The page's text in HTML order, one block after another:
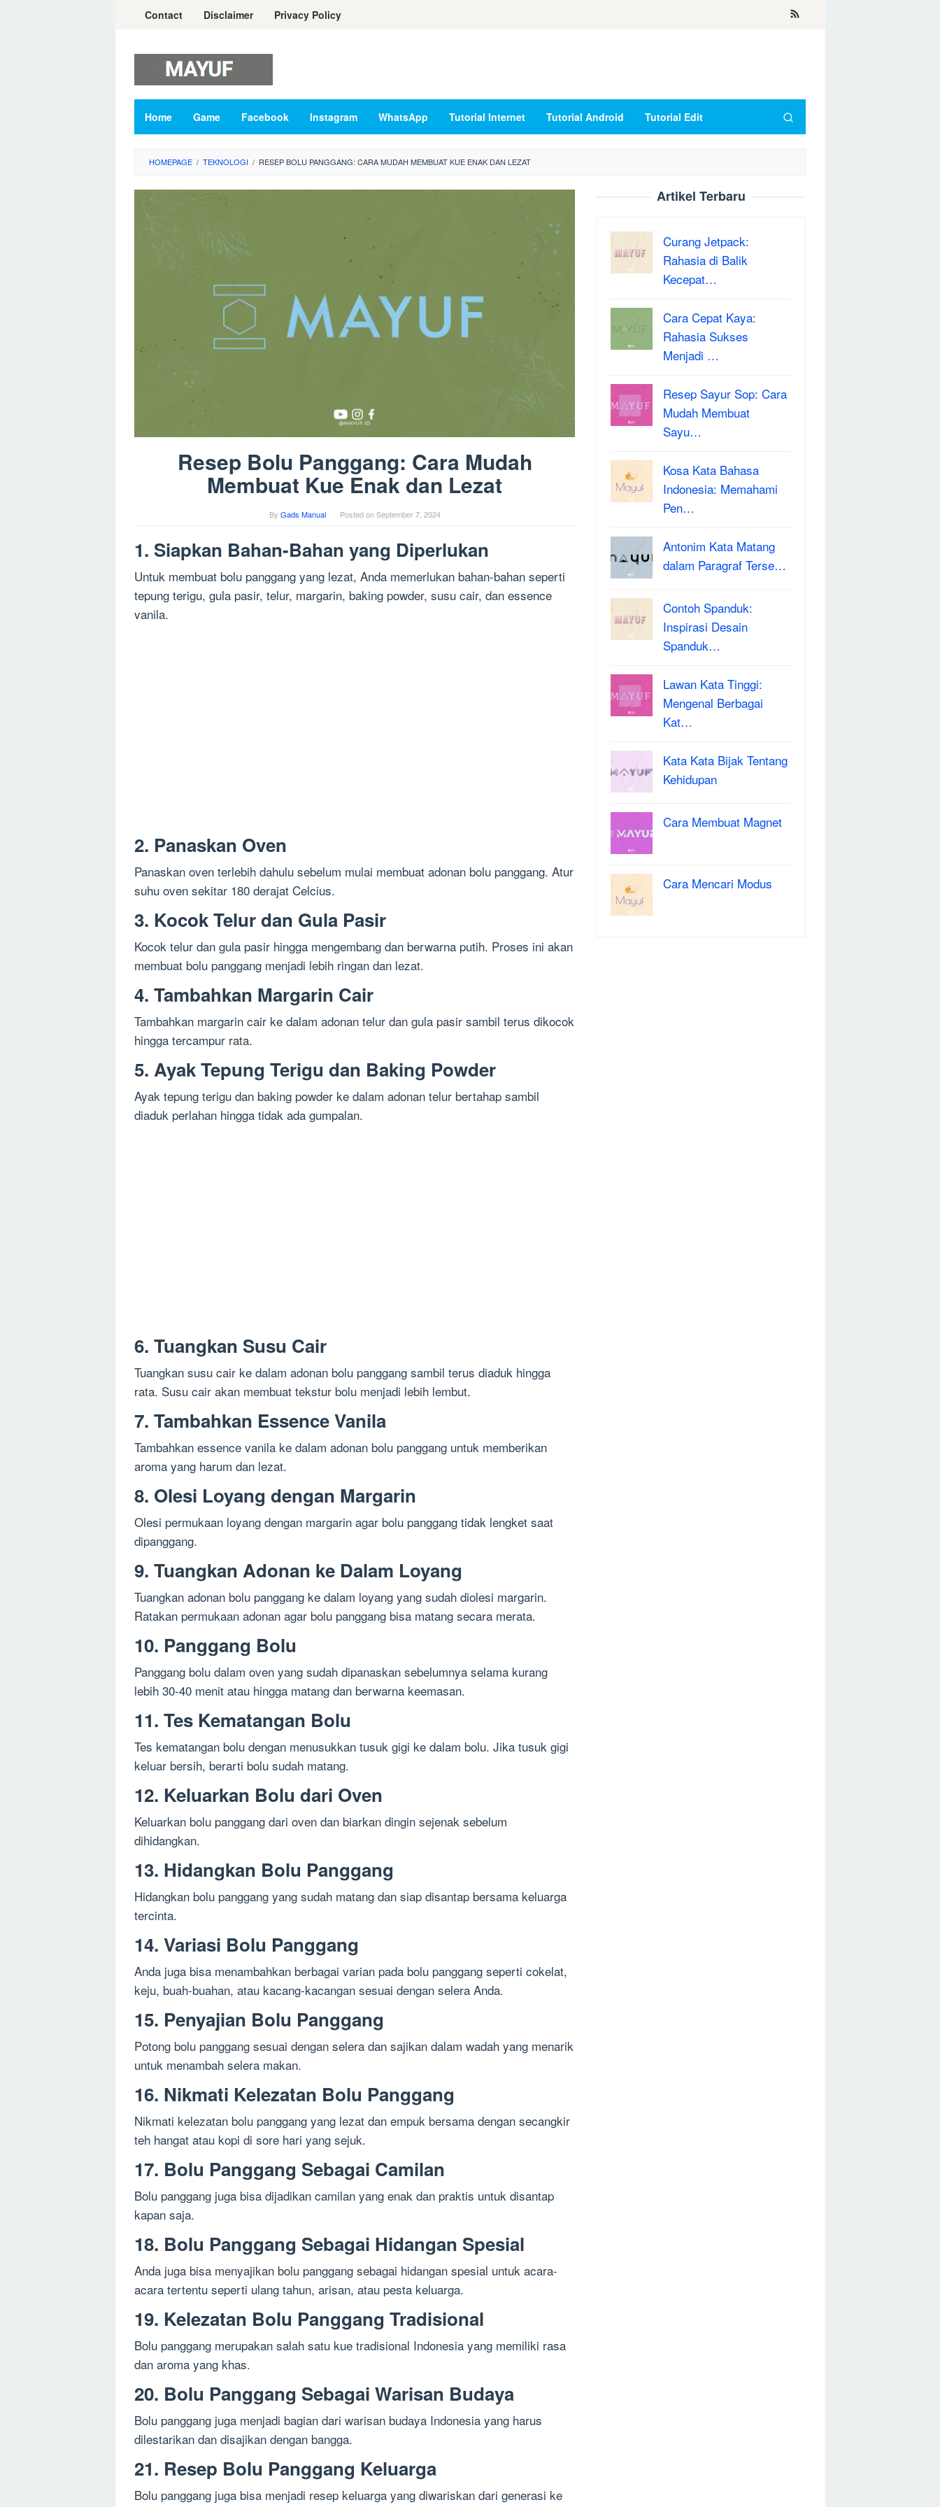
Contact Disclaimer Privacy Policy
Home Game Facebook Instagram WhatsApp Tutorial Internet Tutorial Android Tutorial Edit
HOMEPAGE / TEKNOLOGI / RESEP BOLU PANGGANG: CARA MUDAH MEMBUAT KUE ENAK DAN LEZAT
Resep Bolu Panggang: Cara Mudah
Membuat Kue Enak dan Lezat
By Gads Manual Posted onSeptember 7, 2024
1. Siapkan Bahan-Bahan yang Diperlukan
Untuk membuat bolu panggang yang lezat, Anda memerlukan bahan-bahan seperti
tepung terigu, gula pasir, telur, margarin, baking powder, susu cair, dan essence
vanila.
2. Panaskan Oven
Panaskan oven terlebih dahulu sebelum mulai membuat adonan bolu panggang. Atur
suhu oven sekitar 180 derajat Celcius.
3. Kocok Telur dan Gula Pasir
Kocok telur dan gula pasir hingga mengembang dan berwarna putih. Proses ini akan
membuat bolu panggang menjadi lebih ringan dan lezat.
4. Tambahkan Margarin Cair
Tambahkan margarin cair ke dalam adonan telur dan gula pasir sambil terus dikocok
hingga tercampur rata.
5. Ayak Tepung Terigu dan Baking Powder
Ayak tepung terigu dan baking powder ke dalam adonan telur bertahap sambil
diaduk perlahan hingga tidak ada gumpalan.
6. Tuangkan Susu Cair
Tuangkan susu cair ke dalam adonan bolu panggang sambil terus diaduk hingga
rata. Susu cair akan membuat tekstur bolu menjadi lebih lembut.
7. Tambahkan Essence Vanila
Tambahkan essence vanila ke dalam adonan bolu panggang untuk memberikan
aroma yang harum dan lezat.
8. Olesi Loyang dengan Margarin
Olesi permukaan loyang dengan margarin agar bolu panggang tidak lengket saat
dipanggang.
9. Tuangkan Adonan ke Dalam Loyang
Tuangkan adonan bolu panggang ke dalam loyang yang sudah diolesi margarin.
Ratakan permukaan adonan agar bolu panggang bisa matang secara merata.
10. Panggang Bolu
Panggang bolu dalam oven yang sudah dipanaskan sebelumnya selama kurang
lebih 30-40 menit atau hingga matang dan berwarna keemasan.
11. Tes Kematangan Bolu
Tes kematangan bolu dengan menusukkan tusuk gigi ke dalam bolu. Jika tusuk gigi
keluar bersih, berarti bolu sudah matang.
12. Keluarkan Bolu dari Oven
Keluarkan bolu panggang dari oven dan biarkan dingin sejenak sebelum
dihidangkan.
13. Hidangkan Bolu Panggang
Hidangkan bolu panggang yang sudah matang dan siap disantap bersama keluarga
tercinta.
14. Variasi Bolu Panggang
Anda juga bisa menambahkan berbagai varian pada bolu panggang seperti cokelat,
keju, buah-buahan, atau kacang-kacangan sesuai dengan selera Anda.
15. Penyajian Bolu Panggang
Potong bolu panggang sesuai dengan selera dan sajikan dalam wadah yang menarik
untuk menambah selera makan.
16. Nikmati Kelezatan Bolu Panggang
Nikmati kelezatan bolu panggang yang lezat dan empuk bersama dengan secangkir
teh hangat atau kopi di sore hari yang sejuk.
17. Bolu Panggang Sebagai Camilan
Bolu panggang juga bisa dijadikan camilan yang enak dan praktis untuk disantap
kapan saja.
18. Bolu Panggang Sebagai Hidangan Spesial
Anda juga bisa menyajikan bolu panggang sebagai hidangan spesial untuk acara-
acara tertentu seperti ulang tahun, arisan, atau pesta keluarga.
19. Kelezatan Bolu Panggang Tradisional
Bolu panggang merupakan salah satu kue tradisional Indonesia yang memiliki rasa
dan aroma yang khas.
20. Bolu Panggang Sebagai Warisan Budaya
Bolu panggang juga menjadi bagian dari warisan budaya Indonesia yang harus
dilestarikan dan disajikan dengan bangga.
21. Resep Bolu Panggang Keluarga
Bolu panggang juga bisa menjadi resep keluarga yang diwariskan dari generasi ke
Artikel Terbaru
Curang Jetpack:
Rahasia di Balik
Kecepat…
Cara Cepat Kaya:
Rahasia Sukses
Menjadi …
Resep Sayur Sop: Cara
Mudah Membuat
Sayu…
Kosa Kata Bahasa
Indonesia: Memahami
Pen…
Antonim Kata Matang
dalam Paragraf Terse…
Contoh Spanduk:
Inspirasi Desain
Spanduk…
Lawan Kata Tinggi:
Mengenal Berbagai
Kat…
Kata Kata Bijak Tentang
Kehidupan
Cara Membuat Magnet
Cara Mencari Modus